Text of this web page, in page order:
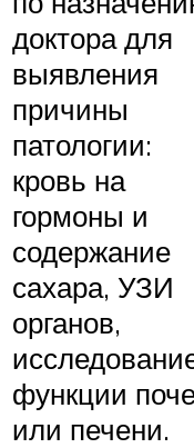
доктора для
выявления
причины
патологии:
кровь на
гормоны и
содержание
сахара, УЗИ
органов,
функции
или печени.